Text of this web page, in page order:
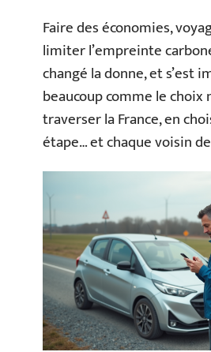
Faire des économies,
limiter l’empreinte
changé la donne, et s’est
beaucoup comme le
traverser la France, en
étape… et chaque voisin